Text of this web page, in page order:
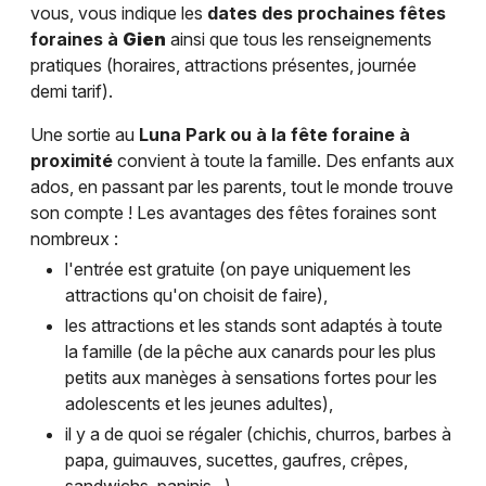
vous, vous indique les dates des prochaines fêtes
foraines à Gien ainsi que tous les renseignements
pratiques (horaires, attractions présentes, journée
demi tarif).
Une sortie au Luna Park ou à la fête foraine à
proximité convient à toute la famille. Des enfants aux
ados, en passant par les parents, tout le monde trouve
son compte ! Les avantages des fêtes foraines sont
nombreux :
l'entrée est gratuite (on paye uniquement les
attractions qu'on choisit de faire),
les attractions et les stands sont adaptés à toute
la famille (de la pêche aux canards pour les plus
petits aux manèges à sensations fortes pour les
adolescents et les jeunes adultes),
il y a de quoi se régaler (chichis, churros, barbes à
papa, guimauves, sucettes, gaufres, crêpes,